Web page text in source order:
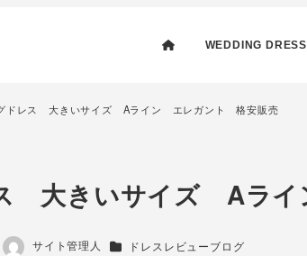
WEDDING DRESS
ドレス 大きいサイズ Aライン エレガント 格安販売
大きいサイズ Aラ
著
サイト管理人 カテゴリー
ドレスレビューブログ